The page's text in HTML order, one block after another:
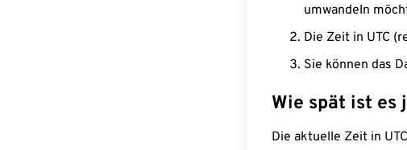
umwandeln
Die Zeit in UTC
Sie können das
Wie spät ist es
Die aktuelle Zeit in